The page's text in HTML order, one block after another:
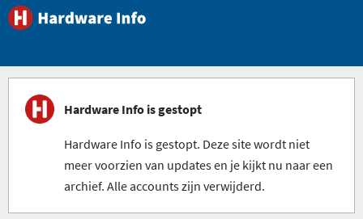
Hardware Info is gestopt
Hardware Info is gestopt. Deze site wordt niet
meer voorzien van updates en je kijkt nu naar een
archief. Alle accounts zijn verwijderd.